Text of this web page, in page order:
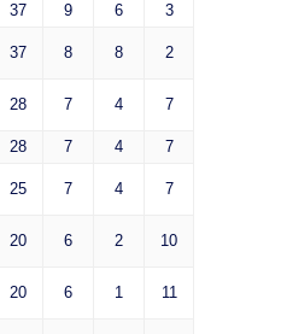
37 9 6 3
37 8 8 2
28 7 4 7
28 7 4 7
25 7 4 7
20 6 2 10
20 6 1 11